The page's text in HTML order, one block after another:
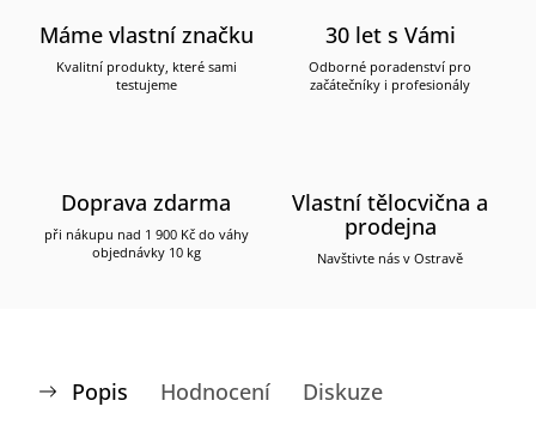
Máme vlastní značku
Kvalitní produkty, které sami
testujeme
30 let s Vámi
Odborné poradenství pro
začátečníky i profesionály
Doprava zdarma
při nákupu nad 1 900 Kč do váhy
objednávky 10 kg
Vlastní tělocvična a
prodejna
Navštivte nás v Ostravě
Popis Hodnocení Diskuze